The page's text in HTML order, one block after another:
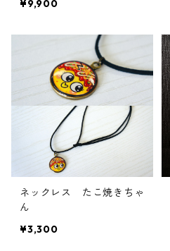
¥9,900
ネックレス たこ焼きちゃ
ん
¥3,300